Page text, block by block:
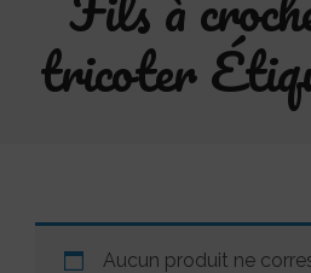
tricoter
Aucun produit ne